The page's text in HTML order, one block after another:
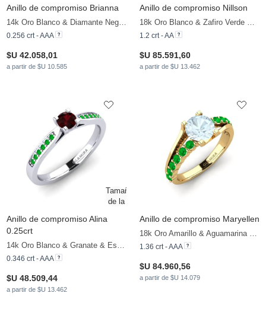
Anillo de compromiso Brianna
14k Oro Blanco & Diamante Negro & Esmeralda
0.256 crt - AAA
$U 42.058,01
a partir de $U 10.585
Anillo de compromiso Nillson
18k Oro Blanco & Zafiro Verde & Zafiro & Rubí
1.2 crt - AA
$U 85.591,60
a partir de $U 13.462
Anillo de compromiso Alina
0.25crt
14k Oro Blanco & Granate & Esmeralda
0.346 crt - AAA
$U 48.509,44
a partir de $U 13.462
Anillo de compromiso Maryellen
18k Oro Amarillo & Aguamarina & Esmeralda
1.36 crt - AAA
$U 84.960,56
a partir de $U 14.079